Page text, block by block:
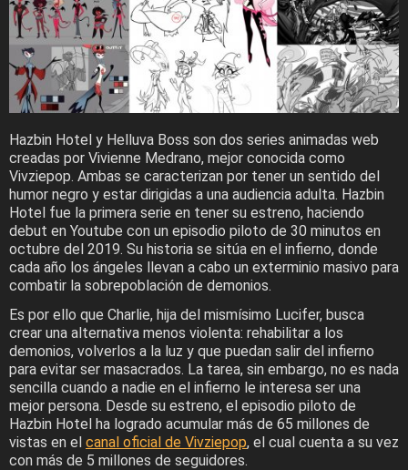
Hazbin Hotel y Helluva Boss son dos series animadas web
creadas por Vivienne Medrano, mejor conocida como
Vivziepop. Ambas se caracterizan por tener un sentido del
humor negro y estar dirigidas a una audiencia adulta. Hazbin
Hotel fue la primera serie en tener su estreno, haciendo
debut en Youtube con un episodio piloto de 30 minutos en
octubre del 2019. Su historia se sitúa en el infierno, donde
cada año los ángeles llevan a cabo un exterminio masivo para
combatir la sobrepoblación de demonios.
Es por ello que Charlie, hija del mismísimo Lucifer, busca
crear una alternativa menos violenta: rehabilitar a los
demonios, volverlos a la luz y que puedan salir del infierno
para evitar ser masacrados. La tarea, sin embargo, no es nada
sencilla cuando a nadie en el infierno le interesa ser una
mejor persona. Desde su estreno, el episodio piloto de
Hazbin Hotel ha logrado acumular más de 65 millones de
vistas en el canal oficial de Vivziepop, el cual cuenta a su vez
con más de 5 millones de seguidores.